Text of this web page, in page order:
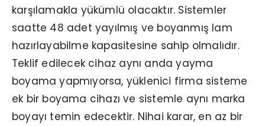
karşılamakla yükümlü olacaktır. Sistemler
saatte 48 adet yayılmış ve boyanmış lam
hazırlayabilme kapasitesine sahip olmalıdır.
Teklif edilecek cihaz aynı anda yayma
boyama yapmıyorsa, yüklenici firma sisteme
ek bir boyama cihazı ve sistemle aynı marka
boyayı temin edecektir. Nihai karar, en az bir